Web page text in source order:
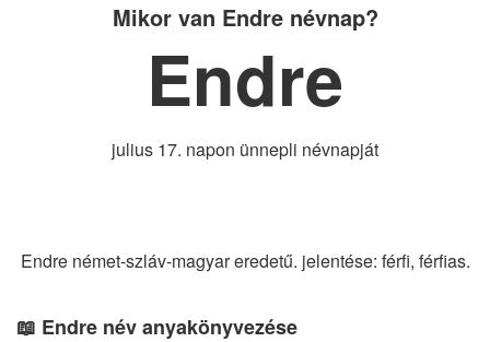
Mikor van Endre névnap?
Endre
julius 17. napon ünnepli névnapját
Endre német-szláv-magyar eredetű. jelentése: férfi, férfias.
📖 Endre név anyakönyvezése